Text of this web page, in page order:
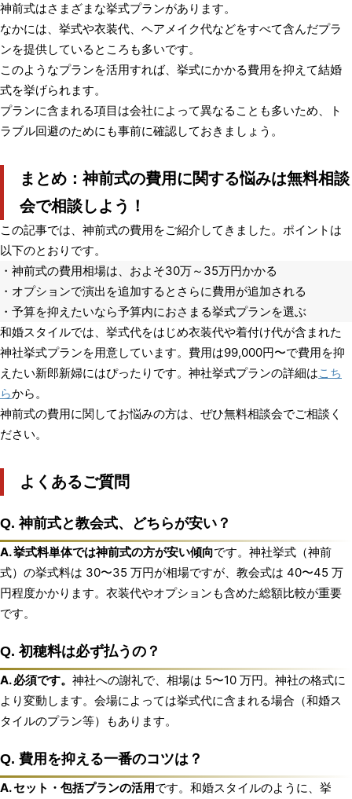
神前式はさまざまな挙式プランがあります。
なかには、挙式や衣装代、ヘアメイク代などをすべて含んだプラ
ンを提供しているところも多いです。
このようなプランを活用すれば、挙式にかかる費用を抑えて結婚
式を挙げられます。
プランに含まれる項目は会社によって異なることも多いため、ト
ラブル回避のためにも事前に確認しておきましょう。
まとめ：神前式の費用に関する悩みは無料相談
会で相談しよう！
この記事では、神前式の費用をご紹介してきました。ポイントは
以下のとおりです。
・神前式の費用相場は、およそ30万～35万円かかる
・オプションで演出を追加するとさらに費用が追加される
・予算を抑えたいなら予算内におさまる挙式プランを選ぶ
和婚スタイルでは、挙式代をはじめ衣装代や着付け代が含まれた
神社挙式プランを用意しています。費用は99,000円〜で費用を抑
えたい新郎新婦にはぴったりです。神社挙式プランの詳細はこち
らから。
神前式の費用に関してお悩みの方は、ぜひ無料相談会でご相談く
ださい。
よくあるご質問
Q. 神前式と教会式、どちらが安い？
A. 挙式料単体では神前式の方が安い傾向です。神社挙式（神前
式）の挙式料は 30〜35 万円が相場ですが、教会式は 40〜45 万
円程度かかります。衣装代やオプションも含めた総額比較が重要
です。
Q. 初穂料は必ず払うの？
A. 必須です。 神社への謝礼で、相場は 5〜10 万円。神社の格式に
より変動します。会場によっては挙式代に含まれる場合（和婚ス
タイルのプラン等）もあります。
Q. 費用を抑える一番のコツは？
A. セット・包括プランの活用です。和婚スタイルのように、挙